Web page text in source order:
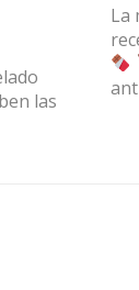
las
La